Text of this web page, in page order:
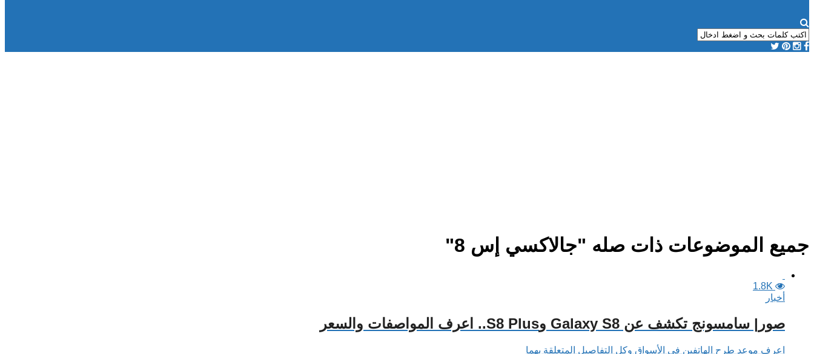
جميع الموضوعات ذات صله "جالاكسي إس 8"
1.8K
أخبار
صور| سامسونج تكشف عن Galaxy S8 وS8 Plus.. اعرف المواصفات والسعر
اعرف موعد طرح الهاتفين في الأسواق وكل التفاصيل المتعلقة بهما